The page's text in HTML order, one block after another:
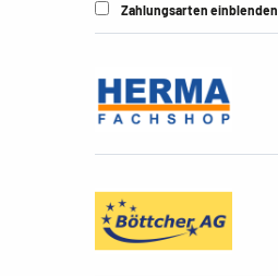
Zahlungsarten einblenden